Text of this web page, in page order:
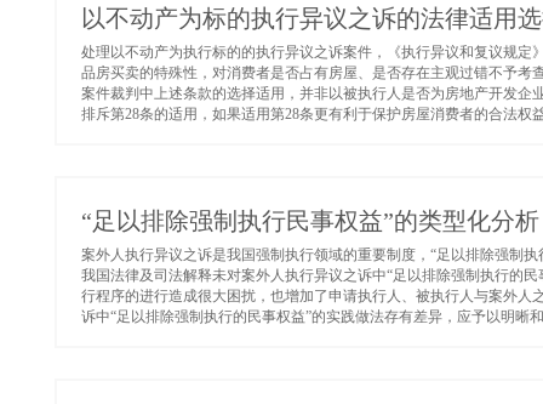
以不动产为标的执行异议之诉的法律适用
处理以不动产为执行标的的执行异议之诉案件，《执行异议和复议规
品房买卖的特殊性，对消费者是否占有房屋、是否存在主观过错不予
案件裁判中上述条款的选择适用，并非以被执行人是否为房地产开发
排斥第28条的适用，如果适用第28条更有利于保护房屋消费者的合法权
“足以排除强制执行民事权益”的类型化分析
案外人执行异议之诉是我国强制执行领域的重要制度，“足以排除强制
我国法律及司法解释未对案外人执行异议之诉中“足以排除强制执行的
行程序的进行造成很大困扰，也增加了申请执行人、被执行人与案外
诉中“足以排除强制执行的民事权益”的实践做法存有差异，应予以明晰